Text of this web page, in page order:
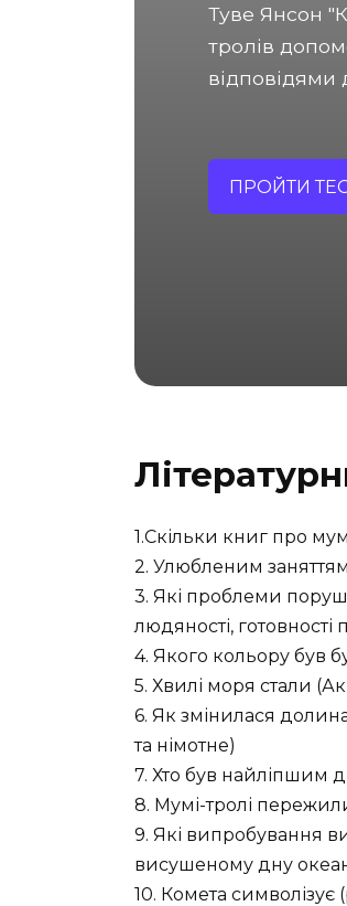
Туве Янсон
тролів
відповідями
ПРОЙТИ
1.Скільки книг про
2. Улюбленим заняттям
3. Які проблеми
людяності,
4. Якого кольору був
5. Хвилі моря стали
6. Як змінилася
та німотне)
7. Хто був найліпшим
8. Мумі-тролі
9. Які випробування
висушеному дну
10. Комета символізує